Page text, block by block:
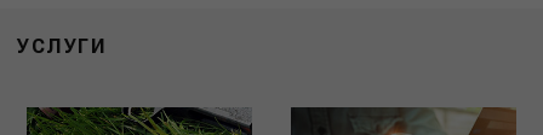
УСЛУГИ